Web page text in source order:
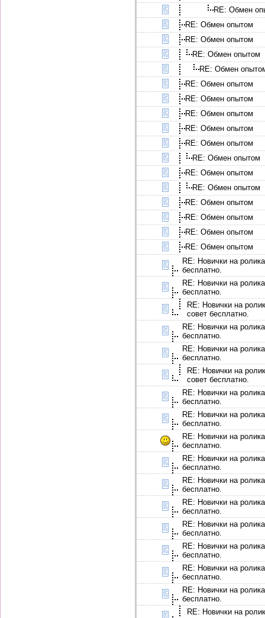
RE: Обмен
RE: Обмен опытом
RE: Обмен опытом
RE: Обмен опытом
RE: Обмен
RE: Обмен опытом
RE: Обмен опытом
RE: Обмен опытом
RE: Обмен опытом
RE: Обмен опытом
RE: Обмен опытом
RE: Обмен опытом
RE: Обмен опытом
RE: Обмен опытом
RE: Обмен опытом
RE: Обмен опытом
RE: Обмен опытом
RE: Новички на
бесплатно.
RE: Новички на
бесплатно.
RE: Новички на
совет бесплатно.
RE: Новички на
бесплатно.
RE: Новички на
бесплатно.
RE: Новички на
совет бесплатно.
RE: Новички на
бесплатно.
RE: Новички на
бесплатно.
RE: Новички на
бесплатно.
RE: Новички на
бесплатно.
RE: Новички на
бесплатно.
RE: Новички на
бесплатно.
RE: Новички на
бесплатно.
RE: Новички на
бесплатно.
RE: Новички на
бесплатно.
RE: Новички на
бесплатно.
RE: Новички на